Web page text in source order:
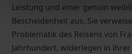
Leistung und einer genuin
Bescheidenheit aus. Sie
Problematik des Reisens von
Jahrhundert, widerlegen in